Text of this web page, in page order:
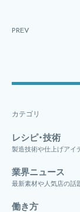
PREV
カテゴリ
レシピ・技術
製造技術や仕上げアイ
業界ニュース
最新素材や人気店の話
働き方